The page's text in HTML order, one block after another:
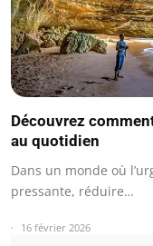
Découvrez
au quotidien
Dans un monde où
pressante, réduire…
16 février 2026